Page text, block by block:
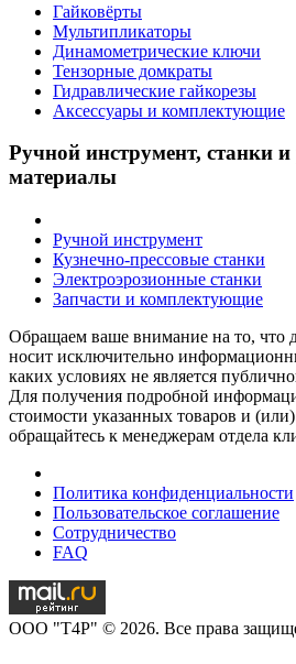
Гайковёрты
Мультипликаторы
Динамометрические ключи
Тензорные домкраты
Гидравлические гайкорезы
Аксессуары и комплектующие
Ручной инструмент, станки и
материалы
Ручной инструмент
Кузнечно-прессовые станки
Электроэрозионные станки
Запчасти и комплектующие
Обращаем ваше внимание на то, что
носит исключительно
каких условиях не является
Для получения подробной
стоимости указанных товаров и
обращайтесь к менеджерам отдела
Политика конфиденциальности
Пользовательское соглашение
Сотрудничество
FAQ
OOO "T4P" © 2026. Все права